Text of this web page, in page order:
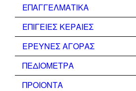
ΕΠΑΓΓΕΛΜΑΤΙΚΑ
ΕΠΙΓΕΙΕΣ ΚΕΡΑΙΕΣ
ΕΡΕΥΝΕΣ ΑΓΟΡΑΣ
ΠΕΔΙΟΜΕΤΡΑ
ΠΡΟΙΟΝΤΑ